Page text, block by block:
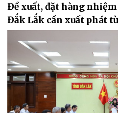
Đề xuất, đặt hàng
Đắk Lắk cần xuất phát